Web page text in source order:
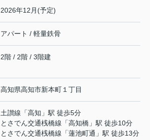
2026年12月(予定)
アパート / 軽量鉄骨
2階 / 2階 / 3階建
高知県高知市新本町 １丁目
土讃線 「高知 」駅 徒歩5分
とさでん交通桟橋線 「高知橋 」駅 徒歩10分
とさでん交通桟橋線 「蓮池町通 」駅 徒歩13分